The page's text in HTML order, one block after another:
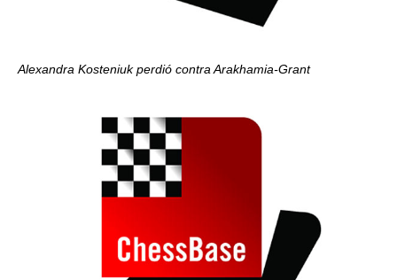
Alexandra Kosteniuk perdió contra Arakhamia-Grant